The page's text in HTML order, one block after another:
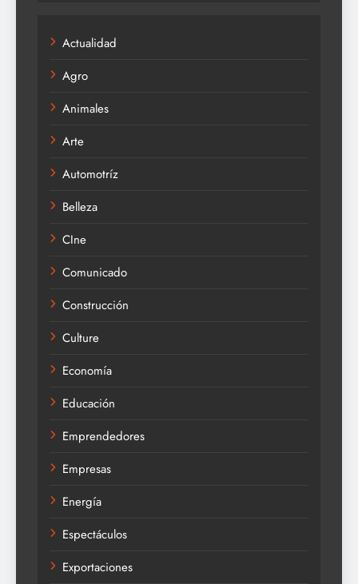
Actualidad
Agro
Animales
Arte
Automotríz
Belleza
CIne
Comunicado
Construcción
Culture
Economía
Educación
Emprendedores
Empresas
Energía
Espectáculos
Exportaciones